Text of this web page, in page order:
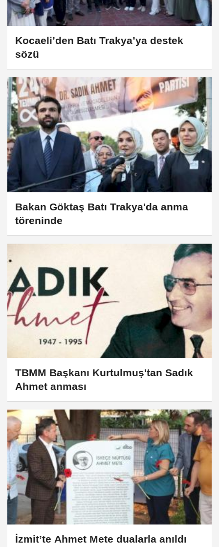
Kocaeli’den Batı Trakya’ya destek
sözü
Bakan Göktaş Batı Trakya'da anma
töreninde
TBMM Başkanı Kurtulmuş'tan Sadık
Ahmet anması
İzmit’te Ahmet Mete dualarla anıldı